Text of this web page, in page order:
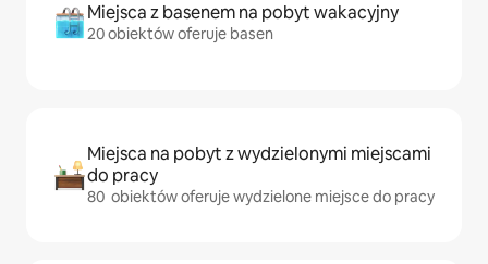
Miejsca z basenem na pobyt wakacyjny
20 obiektów oferuje basen
Miejsca na pobyt z wydzielonymi miejscami
do pracy
80 obiektów oferuje wydzielone miejsce do pracy